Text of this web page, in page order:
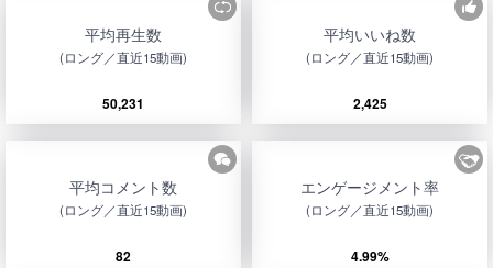
平均再生数
(ロング／直近15動画)
50,231
平均いいね数
(ロング／直近15動画)
2,425
平均コメント数
(ロング／直近15動画)
82
エンゲージメント率
(ロング／直近15動画)
4.99%